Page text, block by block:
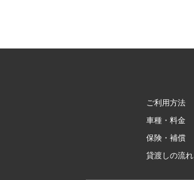
ご利用方法
車種・料金
保険・補償
貸渡しの流れ